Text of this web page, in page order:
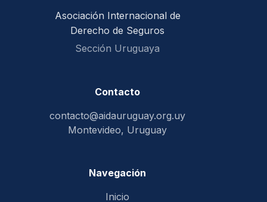
Asociación Internacional de
Derecho de Seguros
Sección Uruguaya
Contacto
contacto@aidauruguay.org.uy
Montevideo, Uruguay
Navegación
Inicio